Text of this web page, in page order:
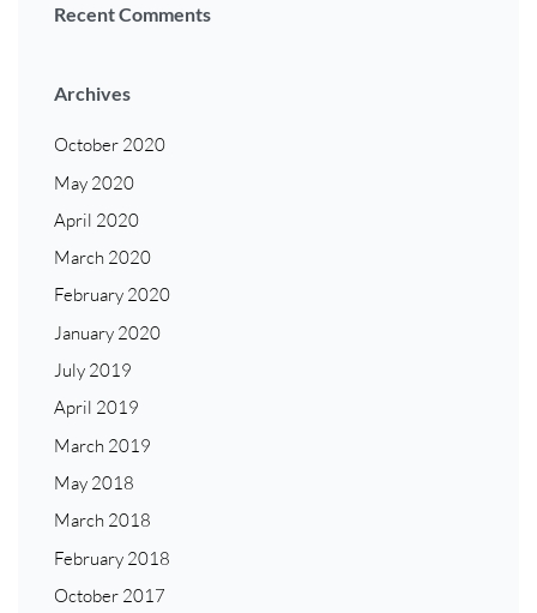
Recent Comments
Archives
October 2020
May 2020
April 2020
March 2020
February 2020
January 2020
July 2019
April 2019
March 2019
May 2018
March 2018
February 2018
October 2017